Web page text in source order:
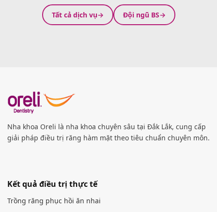
Tất cả dịch vụ Đội ngũ BS
Nha khoa Oreli là nha khoa chuyên sâu tại Đắk Lắk, cung cấp
giải pháp điều trị răng hàm mặt theo tiêu chuẩn chuyên môn.
Kết quả điều trị thực tế
Trồng răng phục hồi ăn nhai